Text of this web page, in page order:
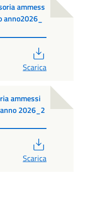
ammess
Scarica
ammessi
2026_2
Scarica